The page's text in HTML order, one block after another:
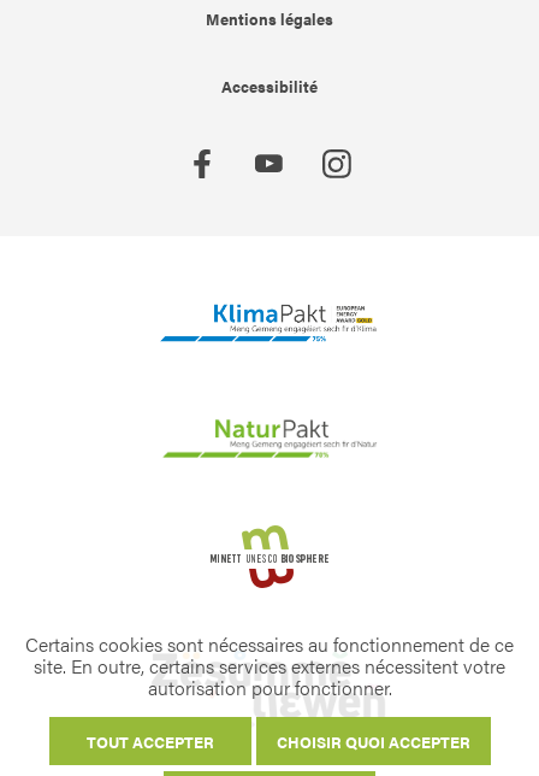
Mentions légales
Accessibilité
Certains cookies sont nécessaires au fonctionnement de ce
site. En outre, certains services externes nécessitent votre
autorisation pour fonctionner.
TOUT ACCEPTER CHOISIR QUOI ACCEPTER